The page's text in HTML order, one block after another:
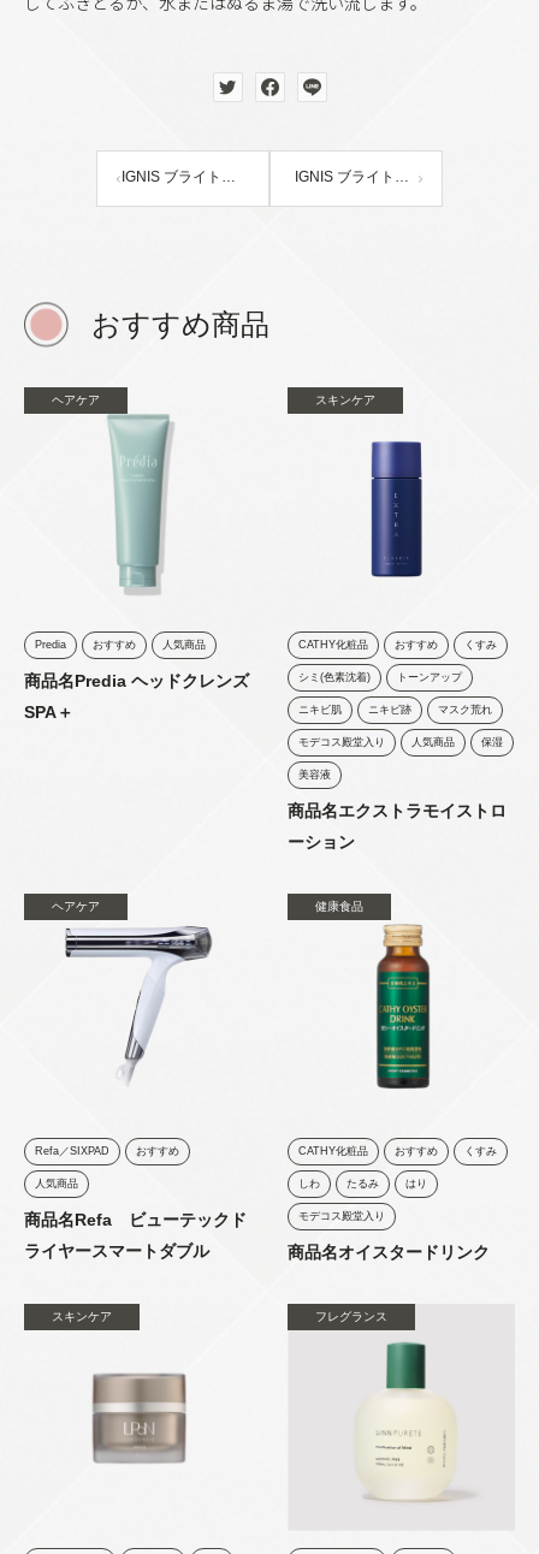
IGNIS ブライトクレンジングペースト IGNIS ブライトソープ
おすすめ商品
ヘアケア
Predia おすすめ 人気商品
商品名Predia ヘッドクレンズ
SPA＋
スキンケア
CATHY化粧品 おすすめ くすみ
シミ(色素沈着) トーンアップ
ニキビ肌 ニキビ跡 マスク荒れ
モデコス殿堂入り 人気商品 保湿
美容液
商品名エクストラモイストロ
ーション
ヘアケア
Refa／SIXPAD おすすめ
人気商品
商品名Refa ビューテックド
ライヤースマートダブル
健康食品
CATHY化粧品 おすすめ くすみ
しわ たるみ はり
モデコス殿堂入り
商品名オイスタードリンク
スキンケア フレグランス